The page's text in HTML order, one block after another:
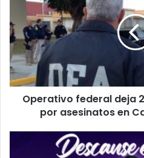
23
órdenes
de
arresto
por
asesinatos
Operativo federal deja
por asesinatos en